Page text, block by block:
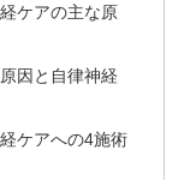
ケアの主な原
因と自律神経
ケアへの4施術